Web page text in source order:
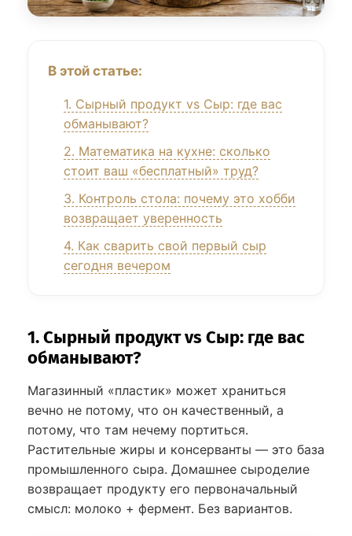
В этой статье:
1. Сырный продукт vs Сыр: где вас
обманывают?
2. Математика на кухне: сколько
стоит ваш «бесплатный» труд?
3. Контроль стола: почему это хобби
возвращает уверенность
4. Как сварить свой первый сыр
сегодня вечером
1. Сырный продукт vs Сыр: где вас
обманывают?
Магазинный «пластик» может храниться
вечно не потому, что он качественный, а
потому, что там нечему портиться.
Растительные жиры и консерванты — это база
промышленного сыра. Домашнее сыроделие
возвращает продукту его первоначальный
смысл: молоко + фермент. Без вариантов.